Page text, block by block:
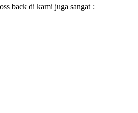
back di kami juga sangat :